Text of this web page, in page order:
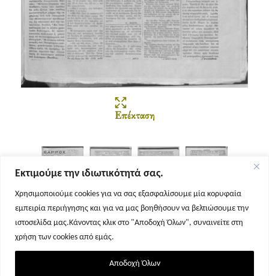
Εκτιμούμε την ιδιωτικότητά σας.
Χρησιμοποιούμε cookies για να σας εξασφαλίσουμε μία κορυφαία
εμπειρία περιήγησης και για να μας βοηθήσουν να βελτιώσουμε την
ιστοσελίδα μας.Κάνοντας κλικ στο "Αποδοχή Όλων", συναινείτε στη
χρήση των cookies από εμάς.
Αποδοχή Όλων
Επέκταση
Σελίδα 1 Σελίδα 2 Σελίδα 3 Σελίδα 4